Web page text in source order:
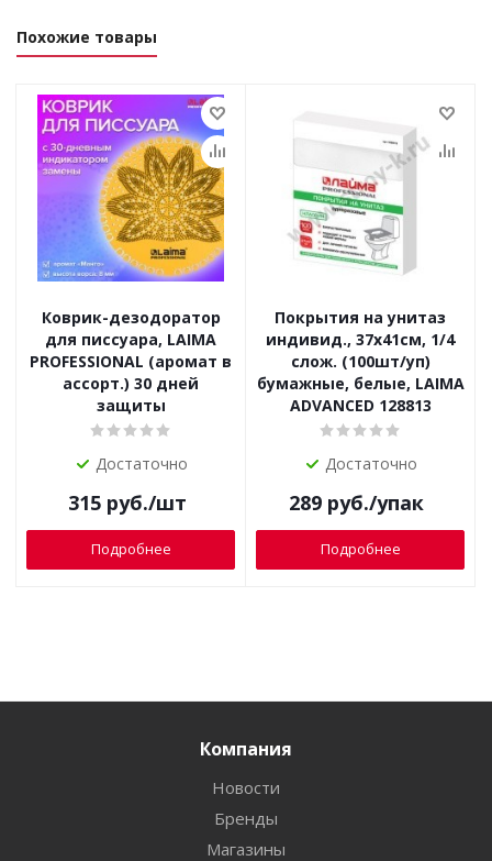
Похожие товары
Коврик-дезодоратор
для писсуара, LAIMA
PROFESSIONAL (аромат в
ассорт.) 30 дней
защиты
Достаточно
315руб./шт
Подробнее
Покрытия на унитаз
индивид., 37x41см, 1/4
слож. (100шт/уп)
бумажные, белые, LAIMA
ADVANCED 128813
Достаточно
289 руб./упак
Подробнее
Компания
Новости
Бренды
Магазины